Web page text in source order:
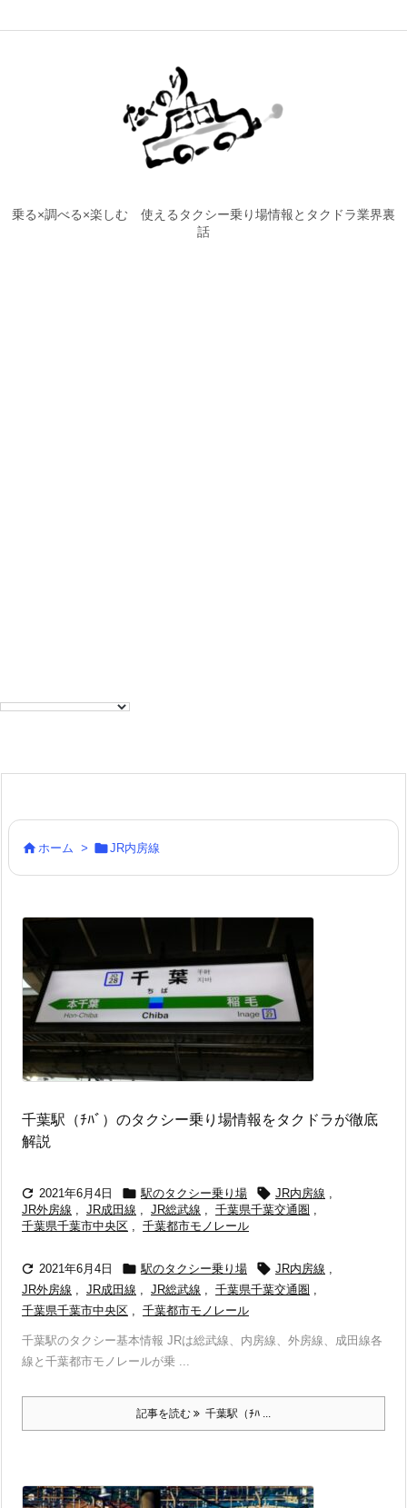
乗る×調べる×楽しむ 使えるタクシー乗り場情報とタクドラ業界裏
話
 ホーム > JR内房線
千葉駅（ﾁﾊﾞ）のタクシー乗り場情報をタクドラが徹底
解説
 2021年6月4日  駅のタクシー乗り場  JR内房線 ,
JR外房線 , JR成田線 , JR総武線 , 千葉県千葉交通圏 ,
千葉県千葉市中央区 , 千葉都市モノレール
 2021年6月4日  駅のタクシー乗り場  JR内房線 ,
JR外房線 , JR成田線 , JR総武線 , 千葉県千葉交通圏 ,
千葉県千葉市中央区 , 千葉都市モノレール
千葉駅のタクシー基本情報 JRは総武線、内房線、外房線、成田線各
線と千葉都市モノレールが乗 ...
記事を読む 千葉駅（ﾁﾊ ...